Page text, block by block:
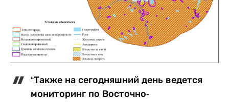
“Также на сегодняшний день ведется
мониторинг по Восточно-